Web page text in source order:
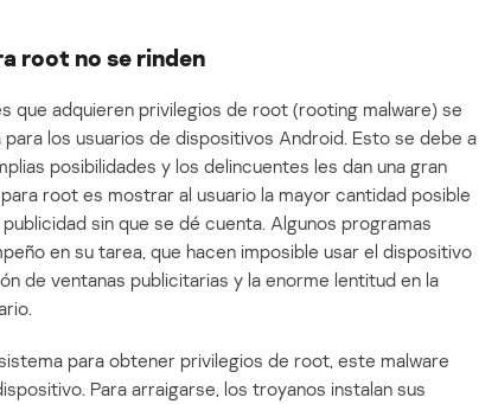
root no se rinden
que adquieren privilegios de root (rooting malware) se
los usuarios de dispositivos Android. Esto se debe a
posibilidades y los delincuentes les dan una gran
root es mostrar al usuario la mayor cantidad posible
sin que se dé cuenta. Algunos programas
en su tarea, que hacen imposible usar el dispositivo
de ventanas publicitarias y la enorme lentitud en la
para obtener privilegios de root, este malware
Para arraigarse, los troyanos instalan sus